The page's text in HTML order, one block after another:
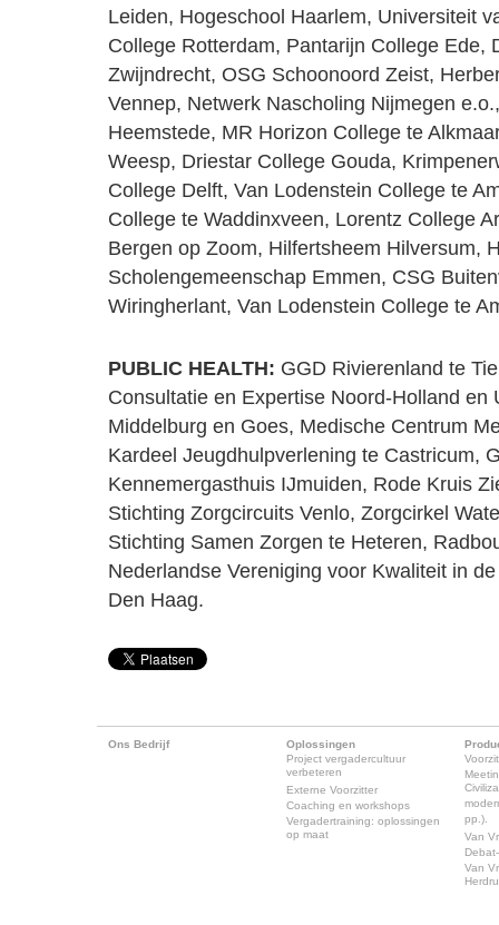
Leiden, Hogeschool Haarlem, Universiteit
College Rotterdam, Pantarijn College Ede,
Zwijndrecht, OSG Schoonoord Zeist,
Vennep, Netwerk Nascholing Nijmegen
Heemstede, MR Horizon College te
Weesp, Driestar College Gouda,
College Delft, Van Lodenstein College te
College te Waddinxveen, Lorentz College
Bergen op Zoom, Hilfertsheem Hilversum,
Scholengemeenschap Emmen, CSG
Wiringherlant, Van Lodenstein College te
PUBLIC HEALTH: GGD Rivierenland te
Consultatie en Expertise Noord-Holland en
Middelburg en Goes, Medische Centrum
Kardeel Jeugdhulpverlening te Castricum,
Kennemergasthuis IJmuiden, Rode Kruis
Stichting Zorgcircuits Venlo, Zorgcirkel
Stichting Samen Zorgen te Heteren,
Nederlandse Vereniging voor Kwaliteit in
Den Haag.
Ons Bedrijf
Oplossingen
Project vergadercultuur
verbeteren
Externe Voorzitter
Coaching en workshops
Vergadertraining: oplossingen
op maat
pp.).
Van
Van